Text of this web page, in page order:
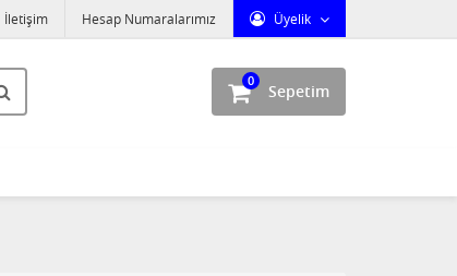
Üyelik
İletişim Hesap Numaralarımız
Sepetim
0